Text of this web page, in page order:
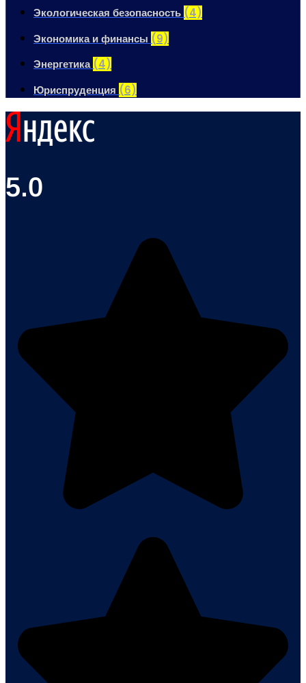
Экологическая безопасность (4)
Экономика и финансы (9)
Энергетика (4)
Юриспруденция (6)
5.0